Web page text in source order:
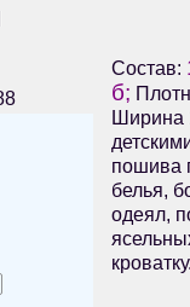
Состав:
б;
Ширина
пошива
белья,
одеял,
кроватку.